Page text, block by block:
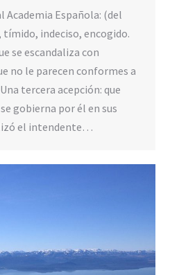
Academia Española: (del
indeciso, encogido.
se escandaliza con
no le parecen conformes a
tercera acepción: que
gobierna por él en sus
el intendente…